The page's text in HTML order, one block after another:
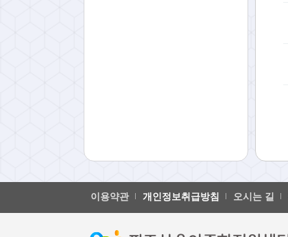
이용약관 개인정보취급방침 오시는 길